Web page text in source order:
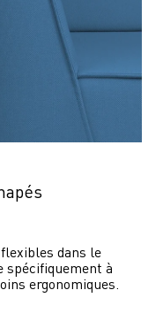
dans le
spécifiquement à
ergonomiques.